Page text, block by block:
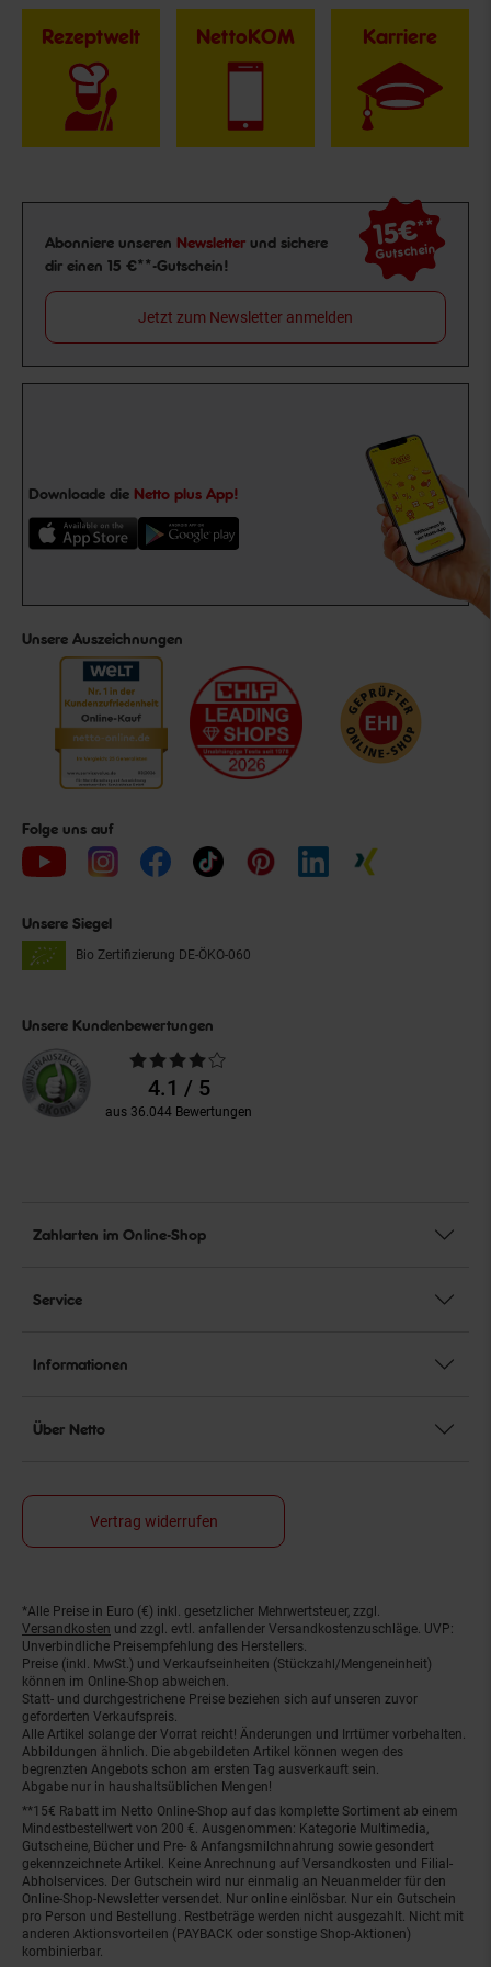
Rezeptwelt NettoKOM Karriere
Newsletter Anmeldung
Abonniere unseren Newsletter und sichere
dir einen 15 €**-Gutschein!
15€**
Gutschein
Jetzt zum Newsletter anmelden
Downloade die Netto plus App!
Unsere Auszeichnungen
Folge uns auf
Unsere Siegel
Bio Zertifizierung DE-ÖKO-060
Unsere Kundenbewertungen
Durchschnittliche
Bewertungen4.1 / 5
aus 36.044 Bewertungen
Zahlarten im Online-Shop
Service
Informationen
Über Netto
Vertrag widerrufen
Fußnoten
*Alle Preise in Euro (€) inkl. gesetzlicher Mehrwertsteuer, zzgl.
Versandkosten und zzgl. evtl. anfallender Versandkostenzuschläge. UVP:
Unverbindliche Preisempfehlung des Herstellers.
Preise (inkl. MwSt.) und Verkaufseinheiten (Stückzahl/Mengeneinheit)
können im Online-Shop abweichen.
Statt- und durchgestrichene Preise beziehen sich auf unseren zuvor
geforderten Verkaufspreis.
Alle Artikel solange der Vorrat reicht! Änderungen und Irrtümer vorbehalten.
Abbildungen ähnlich. Die abgebildeten Artikel können wegen des
begrenzten Angebots schon am ersten Tag ausverkauft sein.
Abgabe nur in haushaltsüblichen Mengen!
**15€ Rabatt im Netto Online-Shop auf das komplette Sortiment ab einem
Mindestbestellwert von 200 €. Ausgenommen: Kategorie Multimedia,
Gutscheine, Bücher und Pre- & Anfangsmilchnahrung sowie gesondert
gekennzeichnete Artikel. Keine Anrechnung auf Versandkosten und Filial-
Abholservices. Der Gutschein wird nur einmalig an Neuanmelder für den
Online-Shop-Newsletter versendet. Nur online einlösbar. Nur ein Gutschein
pro Person und Bestellung. Restbeträge werden nicht ausgezahlt. Nicht mit
anderen Aktionsvorteilen (PAYBACK oder sonstige Shop-Aktionen)
kombinierbar.